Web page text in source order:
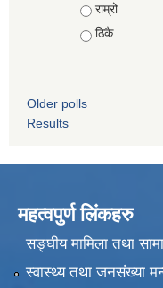
राम्रो
ठिकै
Older polls
Results
महत्वपुर्ण लिंकहरु
सङ्घीय मामिला तथा
स्वास्थ्य तथा जनसंख्या